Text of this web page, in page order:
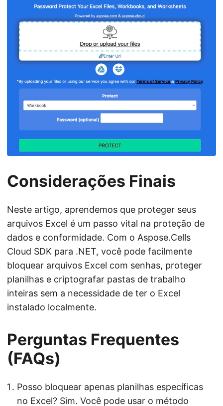
Considerações Finais
Neste artigo, aprendemos que proteger seus
arquivos Excel é um passo vital na proteção de
dados e conformidade. Com o Aspose.Cells
Cloud SDK para .NET, você pode facilmente
bloquear arquivos Excel com senhas, proteger
planilhas e criptografar pastas de trabalho
inteiras sem a necessidade de ter o Excel
instalado localmente.
Perguntas Frequentes
(FAQs)
Posso bloquear apenas planilhas específicas
no Excel? Sim. Você pode usar o método